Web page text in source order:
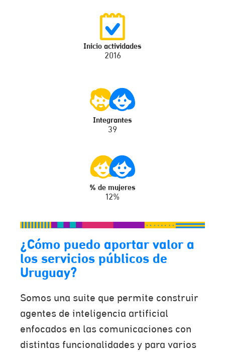
Inicio actividades
2016
Integrantes
39
% de mujeres
12%
¿Cómo puedo aportar valor a
los servicios públicos de
Uruguay?
Somos una suite que permite construir
agentes de inteligencia artificial
enfocados en las comunicaciones con
distintas funcionalidades y para varios